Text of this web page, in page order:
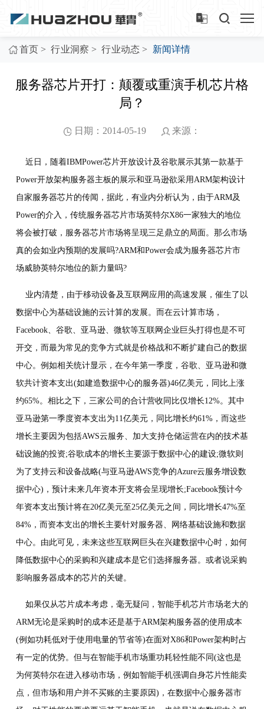
首页 > 行业洞察 > 行业动态 > 新闻详情
服务器芯片开打：颠覆或重演手机芯片格
局？
日期：2014-05-19 来源：
近日，随着IBMPower芯片开放设计及谷歌展示其第一款基于
Power开放架构服务器主板的展示和亚马逊欲采用ARM架构设计
自家服务器芯片的传闻，据此，有业内分析认为，由于ARM及
Power的介入，传统服务器芯片市场英特尔X86一家独大的地位
将会被打破，服务器芯片市场将呈现三足鼎立的局面。那么市场
真的会如业内预期的发展吗?ARM和Power会成为服务器芯片市
场威胁英特尔地位的新力量吗?
业内清楚，由于移动设备及互联网应用的高速发展，催生了以
数据中心为基础设施的云计算的发展。而在云计算市场，
Facebook、谷歌、亚马逊、微软等互联网企业巨头打得也是不可
开交，而最为常见的竞争方式就是价格战和不断扩建自己的数据
中心。例如相关统计显示，在今年第一季度，谷歌、亚马逊和微
软共计资本支出(如建造数据中心的服务器)46亿美元，同比上涨
约65%。相比之下，三家公司的合计营收同比仅增长12%。其中
亚马逊第一季度资本支出为11亿美元，同比增长约61%，而这些
增长主要因为包括AWS云服务、加大支持仓储运营在内的技术基
础设施的投资;谷歌成本的增长主要源于数据中心的建设;微软则
为了支持云和设备战略(与亚马逊AWS竞争的Azure云服务增设数
据中心)，预计未来几年资本开支将会呈现增长;Facebook预计今
年资本支出预计将在20亿美元至25亿美元之间，同比增长47%至
84%，而资本支出的增长主要针对服务器、网络基础设施和数据
中心。由此可见，未来这些互联网巨头在兴建数据中心时，如何
降低数据中心的采购和兴建成本是它们选择服务器。或者说采购
影响服务器成本的芯片的关键。
如果仅从芯片成本考虑，毫无疑问，智能手机芯片市场老大的
ARM无论是采购时的成本还是基于ARM架构服务器的使用成本
(例如功耗低对于使用电量的节省等)在面对X86和Power架构时占
有一定的优势。但与在智能手机市场重功耗轻性能不同(这也是
为何英特尔在进入移动市场，例如智能手机强调自身芯片性能卖
点，但市场和用户并不买账的主要原因)，在数据中心服务器市